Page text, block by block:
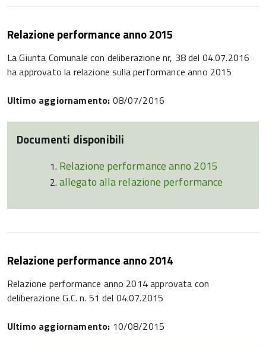
Relazione performance anno 2015
La Giunta Comunale con deliberazione nr, 38 del 04.07.2016
ha approvato la relazione sulla performance anno 2015
Ultimo aggiornamento: 08/07/2016
Documenti disponibili
Relazione performance anno 2015
allegato alla relazione performance
Relazione performance anno 2014
Relazione performance anno 2014 approvata con
deliberazione G.C. n. 51 del 04.07.2015
Ultimo aggiornamento: 10/08/2015